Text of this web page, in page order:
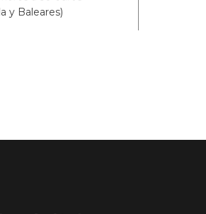
y Baleares)